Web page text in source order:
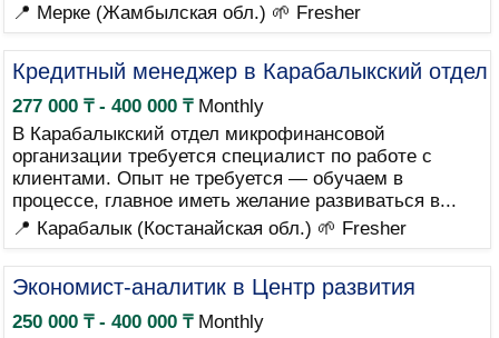
📍 Мерке (Жамбылская обл.) 🌱 Fresher
Кредитный менеджер в Карабалыкский отдел
277 000 ₸ - 400 000 ₸Monthly
В Карабалыкский отдел микрофинансовой
организации требуется специалист по работе с
клиентами. Опыт не требуется — обучаем в
процессе, главное иметь желание развиваться в...
📍 Карабалык (Костанайская обл.) 🌱 Fresher
Экономист-аналитик в Центр развития
250 000 ₸ - 400 000 ₸Monthly